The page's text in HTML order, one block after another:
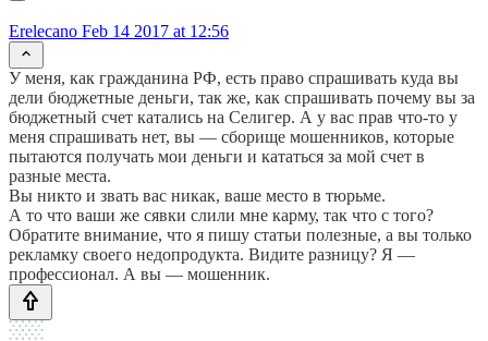
Erelecano Feb 14 2017 at 12:56
У меня, как гражданина РФ, есть право спрашивать куда вы
дели бюджетные деньги, так же, как спрашивать почему вы за
бюджетный счет катались на Селигер. А у вас прав что-то у
меня спрашивать нет, вы — сборище мошенников, которые
пытаются получать мои деньги и кататься за мой счет в
разные места.
Вы никто и звать вас никак, ваше место в тюрьме.
А то что ваши же сявки слили мне карму, так что с того?
Обратите внимание, что я пишу статьи полезные, а вы только
рекламку своего недопродукта. Видите разницу? Я —
профессионал. А вы — мошенник.